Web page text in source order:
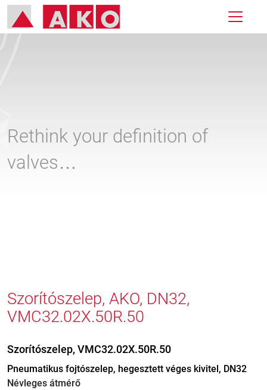
Rethink your definition of
valves…
Szorítószelep, AKO, DN32,
VMC32.02X.50R.50
Szorítószelep, VMC32.02X.50R.50
Pneumatikus fojtószelep, hegesztett véges kivitel, DN32
Névleges átmérő